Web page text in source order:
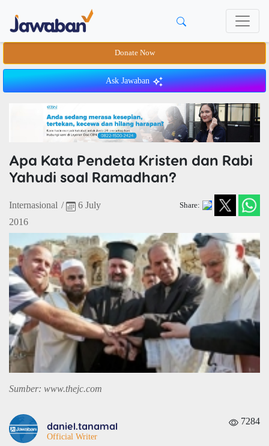
Donate Now
Ask Jawaban
Apa Kata Pendeta Kristen dan Rabi
Yahudi soal Ramadhan?
Internasional /
6 July
2016
Share:
Sumber: www.thejc.com
daniel.tanamal
Official Writer
7284